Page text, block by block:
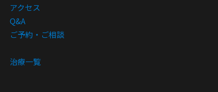
アクセス
Q&A
ご予約・ご相談
治療一覧